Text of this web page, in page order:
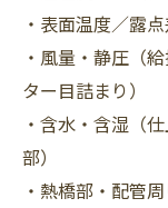
・表面温度／露
・風量・静圧（
ター目詰まり）
・含水・含湿（
部）
・熱橋部・配管